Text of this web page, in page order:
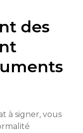
des
à signer, vous